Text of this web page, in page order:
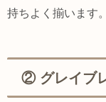
持ちよく揃います。
② グレイブ